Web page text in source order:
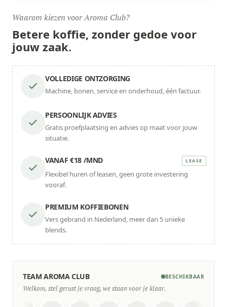
Waarom kiezen voor Aroma Club?
Betere koffie, zonder gedoe voor
jouw zaak.
VOLLEDIGE ONTZORGING
Machine, bonen, service en onderhoud, één factuur.
PERSOONLIJK ADVIES
Gratis proefplaatsing en advies op maat voor jouw
situatie.
VANAF €18 /MND LEASE
Flexibel huren of leasen, geen grote investering
vooraf.
PREMIUM KOFFIEBONEN
Vers gebrand in Nederland, meer dan 5 unieke
blends.
TEAM AROMA CLUB BESCHIKBAAR
Welkom, stel gerust je vraag, we staan voor je klaar.